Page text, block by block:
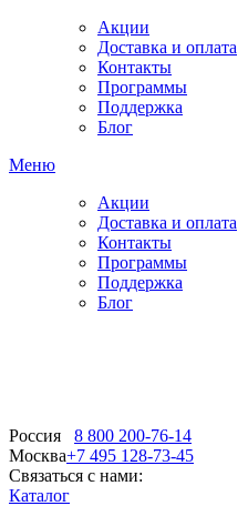
Акции
Доставка и оплата
Контакты
Программы
Поддержка
Блог
Меню
Акции
Доставка и оплата
Контакты
Программы
Поддержка
Блог
Россия
8 800 200-76-14
Москва+7 495 128-73-45
Связаться с нами:
Каталог